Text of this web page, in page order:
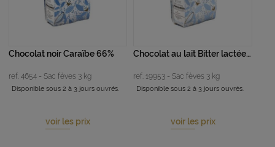
Chocolat noir Caraïbe 66%
ref. 4654 - Sac fèves 3 kg
Disponible sous 2 à 3 jours ouvrés.
voir les prix
Chocolat au lait Bitter lactée 39%
ref. 19953 - Sac fèves 3 kg
Disponible sous 2 à 3 jours ouvrés.
voir les prix